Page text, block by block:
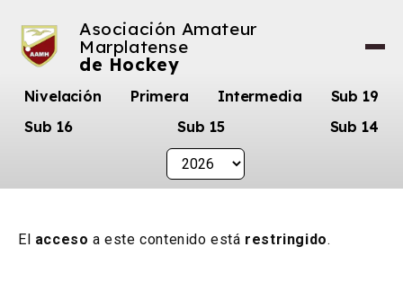
Asociación Amateur
Marplatense
de Hockey
Nivelación Primera Intermedia
Sub 19
Sub 16
Sub 15 Sub 14
El acceso a este contenido está restringido.